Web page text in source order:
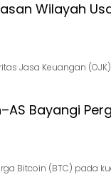
Wilayah
Jasa Keuangan
Bayangi
Bitcoin (BTC) pada